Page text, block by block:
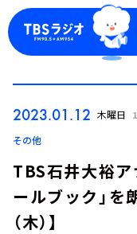
2023.01.12 木曜日
その他
TBS石井大裕ア
ールブック」を
（木）】